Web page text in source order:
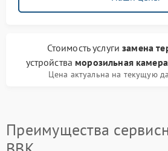
Стоимость услугизамена
устройства морозильная
Цена актуальна на текущую
Преимущества